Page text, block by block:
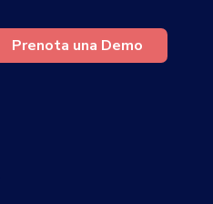
Prenota una Demo